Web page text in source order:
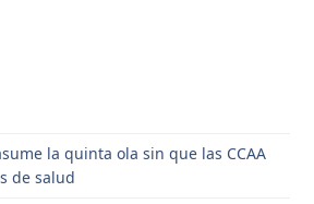
la quinta ola sin que las CCAA
de salud